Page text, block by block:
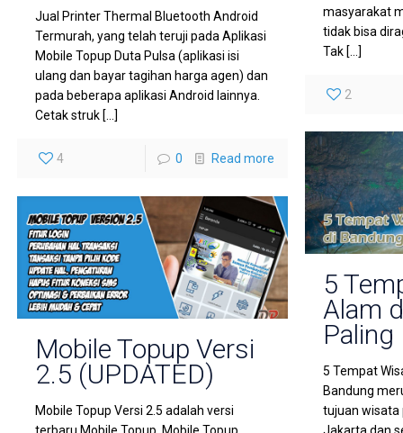
masyarakat
tidak bisa
Tak […]
2
Jual Printer Thermal Bluetooth Android
Termurah, yang telah teruji pada Aplikasi
Mobile Topup Duta Pulsa (aplikasi isi
ulang dan bayar tagihan harga agen) dan
pada beberapa aplikasi Android lainnya.
Cetak struk […]
4 0 Read more
5
Alam
Paling
5 Tempat
Bandung
tujuan wisata
Jakarta dan
Mobile Topup Versi
2.5 (UPDATED)
Mobile Topup Versi 2.5 adalah versi
terbaru Mobile Topup. Mobile Topup